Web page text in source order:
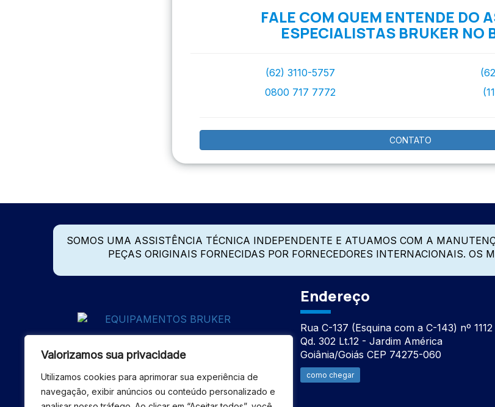
Valorizamos sua privacidade
Utilizamos cookies para aprimorar sua experiência de
navegação, exibir anúncios ou conteúdo personalizado e
FALE COM QUEM ENTENDE DO
ESPECIALISTAS BRUKER NO
(62) 3110-5757
0800 717 7772
CONTATO
SOMOS UMA ASSISTÊNCIA TÉCNICA INDEPENDENTE E ATUAMOS COM A
PEÇAS ORIGINAIS FORNECIDAS POR FORNECEDORES INTERNACIONAIS. OS
Endereço
Rua C-137 (Esquina com a C-143) nº 1112
Qd. 302 Lt.12 - Jardim América
Goiânia/Goiás CEP 74275-060
como chegar